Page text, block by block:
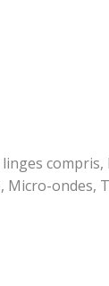
compris,
Micro-ondes,